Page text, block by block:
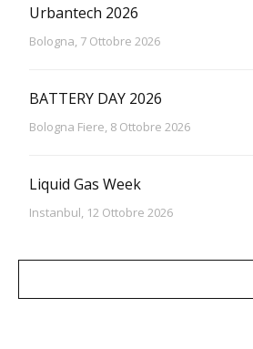
Urbantech 2026
Bologna, 7 Ottobre 2026
BATTERY DAY 2026
Bologna Fiere, 8 Ottobre 2026
Liquid Gas Week
Instanbul, 12 Ottobre 2026